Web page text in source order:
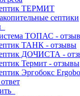
ТЕРМИТ
септики
ТОПАС -
ТАНК - отзывы
ДОЧИСТА -
Термит - отзывы
Эргобокс